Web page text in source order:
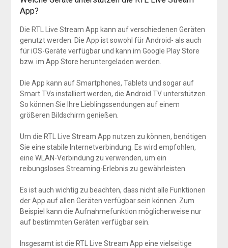
App?
Die RTL Live Stream App kann auf verschiedenen Geräten
genutzt werden. Die App ist sowohl für Android- als auch
für iOS-Geräte verfügbar und kann im Google Play Store
bzw. im App Store heruntergeladen werden.
Die App kann auf Smartphones, Tablets und sogar auf
Smart TVs installiert werden, die Android TV unterstützen.
So können Sie Ihre Lieblingssendungen auf einem
größeren Bildschirm genießen.
Um die RTL Live Stream App nutzen zu können, benötigen
Sie eine stabile Internetverbindung. Es wird empfohlen,
eine WLAN-Verbindung zu verwenden, um ein
reibungsloses Streaming-Erlebnis zu gewährleisten.
Es ist auch wichtig zu beachten, dass nicht alle Funktionen
der App auf allen Geräten verfügbar sein können. Zum
Beispiel kann die Aufnahmefunktion möglicherweise nur
auf bestimmten Geräten verfügbar sein.
Insgesamt ist die RTL Live Stream App eine vielseitige